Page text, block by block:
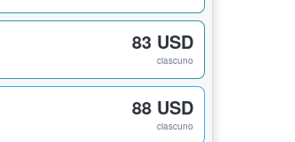
83 USD
ciascuno
88 USD
ciascuno